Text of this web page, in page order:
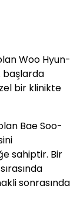
Woo Hyun-
başlarda
bir klinikte
Bae Soo-
sahiptir. Bir
sonrasında